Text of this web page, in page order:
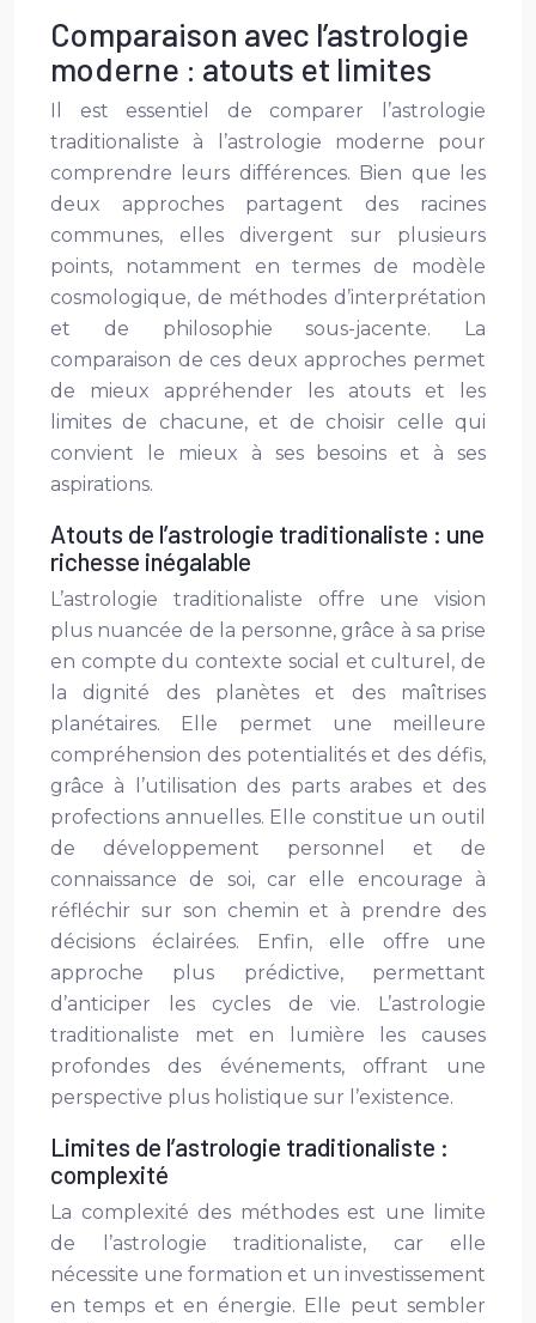
Comparaison avec l’astrologie
moderne : atouts et limites
Il est essentiel de comparer l’astrologie
traditionaliste à l’astrologie moderne pour
comprendre leurs différences. Bien que les
deux approches partagent des racines
communes, elles divergent sur plusieurs
points, notamment en termes de modèle
cosmologique, de méthodes d’interprétation
et de philosophie sous-jacente. La
comparaison de ces deux approches permet
de mieux appréhender les atouts et les
limites de chacune, et de choisir celle qui
convient le mieux à ses besoins et à ses
aspirations.
Atouts de l’astrologie traditionaliste : une
richesse inégalable
L’astrologie traditionaliste offre une vision
plus nuancée de la personne, grâce à sa prise
en compte du contexte social et culturel, de
la dignité des planètes et des maîtrises
planétaires. Elle permet une meilleure
compréhension des potentialités et des défis,
grâce à l’utilisation des parts arabes et des
profections annuelles. Elle constitue un outil
de développement personnel et de
connaissance de soi, car elle encourage à
réfléchir sur son chemin et à prendre des
décisions éclairées. Enfin, elle offre une
approche plus prédictive, permettant
d’anticiper les cycles de vie. L’astrologie
traditionaliste met en lumière les causes
profondes des événements, offrant une
perspective plus holistique sur l’existence.
Limites de l’astrologie traditionaliste :
complexité
La complexité des méthodes est une limite
de l’astrologie traditionaliste, car elle
nécessite une formation et un investissement
en temps et en énergie. Elle peut sembler